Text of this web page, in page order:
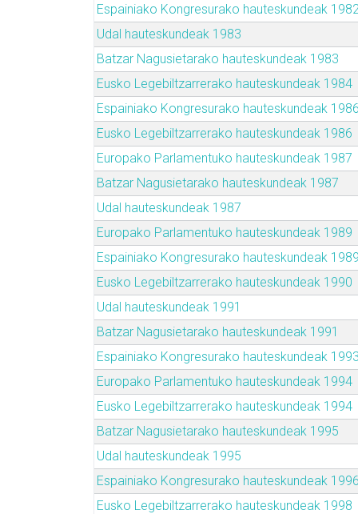
Espainiako Kongresurako hauteskundeak 1982
Udal hauteskundeak 1983
Batzar Nagusietarako hauteskundeak 1983
Eusko Legebiltzarrerako hauteskundeak 1984
Espainiako Kongresurako hauteskundeak 1986
Eusko Legebiltzarrerako hauteskundeak 1986
Europako Parlamentuko hauteskundeak 1987
Batzar Nagusietarako hauteskundeak 1987
Udal hauteskundeak 1987
Europako Parlamentuko hauteskundeak 1989
Espainiako Kongresurako hauteskundeak 1989
Eusko Legebiltzarrerako hauteskundeak 1990
Udal hauteskundeak 1991
Batzar Nagusietarako hauteskundeak 1991
Espainiako Kongresurako hauteskundeak 1993
Europako Parlamentuko hauteskundeak 1994
Eusko Legebiltzarrerako hauteskundeak 1994
Batzar Nagusietarako hauteskundeak 1995
Udal hauteskundeak 1995
Espainiako Kongresurako hauteskundeak 1996
Eusko Legebiltzarrerako hauteskundeak 1998